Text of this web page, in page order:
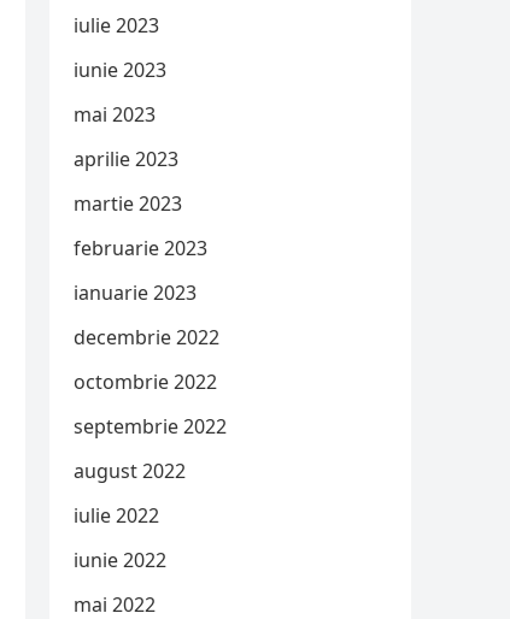
iulie 2023
iunie 2023
mai 2023
aprilie 2023
martie 2023
februarie 2023
ianuarie 2023
decembrie 2022
octombrie 2022
septembrie 2022
august 2022
iulie 2022
iunie 2022
mai 2022